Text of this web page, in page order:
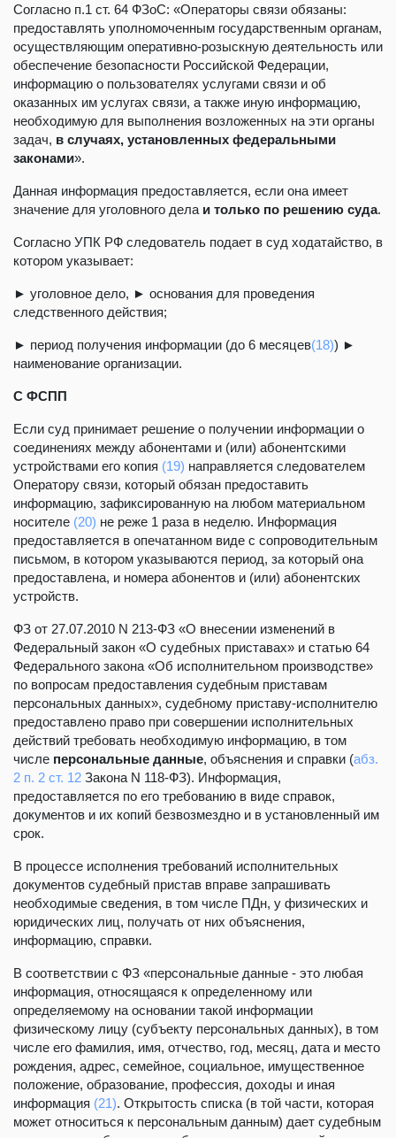
Согласно п.1 ст. 64 ФЗоС: «Операторы связи обязаны:
предоставлять уполномоченным государственным органам,
осуществляющим оперативно-розыскную деятельность или
обеспечение безопасности Российской Федерации,
информацию о пользователях услугами связи и об
оказанных им услугах связи, а также иную информацию,
необходимую для выполнения возложенных на эти органы
задач, в случаях, установленных федеральными
законами».
Данная информация предоставляется, если она имеет
значение для уголовного дела и только по решению суда.
Согласно УПК РФ следователь подает в суд ходатайство, в
котором указывает:
► уголовное дело, ► основания для проведения
следственного действия;
► период получения информации (до 6 месяцев(18)) ►
наименование организации.
С ФСПП
Если суд принимает решение о получении информации о
соединениях между абонентами и (или) абонентскими
устройствами его копия (19) направляется следователем
Оператору связи, который обязан предоставить
информацию, зафиксированную на любом материальном
носителе (20) не реже 1 раза в неделю. Информация
предоставляется в опечатанном виде с сопроводительным
письмом, в котором указываются период, за который она
предоставлена, и номера абонентов и (или) абонентских
устройств.
ФЗ от 27.07.2010 N 213-ФЗ «О внесении изменений в
Федеральный закон «О судебных приставах» и статью 64
Федерального закона «Об исполнительном производстве»
по вопросам предоставления судебным приставам
персональных данных», судебному приставу-исполнителю
предоставлено право при совершении исполнительных
действий требовать необходимую информацию, в том
числе персональные данные, объяснения и справки (абз.
2 п. 2 ст. 12 Закона N 118-ФЗ). Информация,
предоставляется по его требованию в виде справок,
документов и их копий безвозмездно и в установленный им
срок.
В процессе исполнения требований исполнительных
документов судебный пристав вправе запрашивать
необходимые сведения, в том числе ПДн, у физических и
юридических лиц, получать от них объяснения,
информацию, справки.
В соответствии с ФЗ «персональные данные - это любая
информация, относящаяся к определенному или
определяемому на основании такой информации
физическому лицу (субъекту персональных данных), в том
числе его фамилия, имя, отчество, год, месяц, дата и место
рождения, адрес, семейное, социальное, имущественное
положение, образование, профессия, доходы и иная
информация (21). Открытость списка (в той части, которая
может относиться к персональным данным) дает судебным